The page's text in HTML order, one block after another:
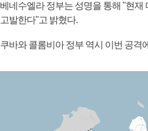
베네수엘라 정부는 성명을 통해 "현재
고발한다"고 밝혔다.
쿠바와 콜롬비아 정부 역시 이번 공격